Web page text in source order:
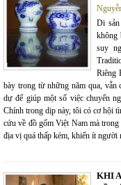
Di
không
suy
Riêng
bày trong từ những năm qua, vẫn
dự để giúp một số việc chuyển
Chính trong dịp này, tôi có cơ hội
cứu về đồ gốm Việt Nam mà
địa vị quá thấp kém, khiến ít người
KHI